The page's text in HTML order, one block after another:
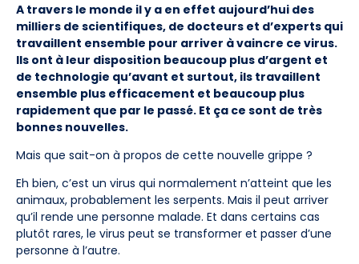
A travers le monde il y a en effet aujourd’hui des
milliers de scientifiques, de docteurs et d’experts qui
travaillent ensemble pour arriver à vaincre ce virus.
Ils ont à leur disposition beaucoup plus d’argent et
de technologie qu’avant et surtout, ils travaillent
ensemble plus efficacement et beaucoup plus
rapidement que par le passé. Et ça ce sont de très
bonnes nouvelles.
Mais que sait-on à propos de cette nouvelle grippe ?
Eh bien, c’est un virus qui normalement n’atteint que les
animaux, probablement les serpents. Mais il peut arriver
qu’il rende une personne malade. Et dans certains cas
plutôt rares, le virus peut se transformer et passer d’une
personne à l’autre.